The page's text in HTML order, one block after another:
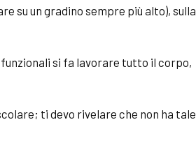
su un gradino sempre più alto), sulla
si fa lavorare tutto il corpo,
ti devo rivelare che non ha tale